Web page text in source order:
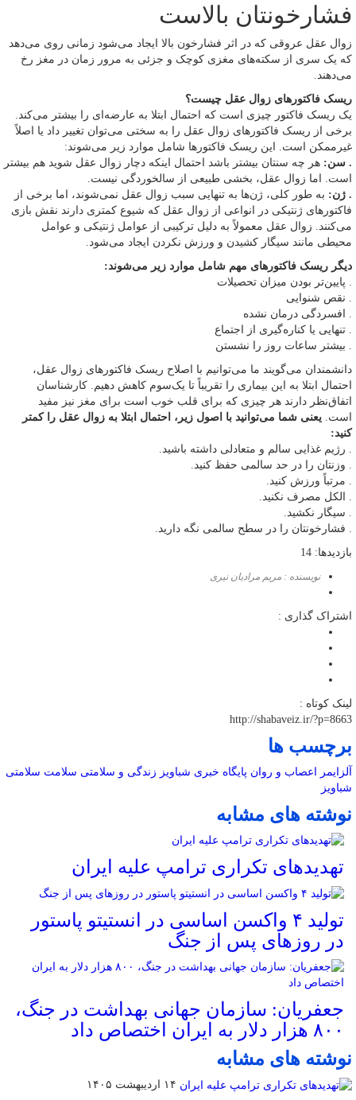
فشارخونتان بالاست
زوال عقل عروقی که در اثر فشارخون بالا ایجاد می‌شود زمانی روی می‌دهد
که یک سری از سکته‌های مغزی کوچک و جزئی به مرور زمان در مغز رخ
می‌دهند.
ریسک فاکتورهای زوال عقل چیست؟
یک ریسک فاکتور چیزی است که احتمال ابتلا به عارضه‌ای را بیشتر می‌کند.
برخی از ریسک فاکتورهای زوال عقل را به سختی می‌توان تغییر داد یا اصلاً
غیرممکن است. این ریسک فاکتورها شامل موارد زیر می‌شوند:
. سن: هر چه سنتان بیشتر باشد احتمال اینکه دچار زوال عقل شوید هم بیشتر
است. اما زوال عقل، بخشی طبیعی از سالخوردگی نیست.
. ژن: به طور کلی، ژن‌ها به تنهایی سبب زوال عقل نمی‌شوند، اما برخی از
فاکتورهای ژنتیکی در انواعی از زوال عقل که شیوع کمتری دارند نقش بازی
می‌کنند. زوال عقل معمولاً به دلیل ترکیبی از عوامل ژنتیکی و عوامل
محیطی مانند سیگار کشیدن و ورزش نکردن ایجاد می‌شود.
دیگر ریسک فاکتورهای مهم شامل موارد زیر می‌شوند:
. پایین‌تر بودن میزان تحصیلات
. نقص شنوایی
. افسردگی درمان نشده
. تنهایی یا کناره‌گیری از اجتماع
. بیشتر ساعات روز را نشستن
دانشمندان می‌گویند ما می‌توانیم با اصلاح ریسک فاکتورهای زوال عقل،
احتمال ابتلا به این بیماری را تقریباً تا یک‌سوم کاهش دهیم. کارشناسان
اتفاق‌نظر دارند هر چیزی که برای قلب خوب است برای مغز نیز مفید
است. یعنی شما می‌توانید با اصول زیر، احتمال ابتلا به زوال عقل را کمتر
کنید:
. رژیم غذایی سالم و متعادلی داشته باشید.
. وزنتان را در حد سالمی حفظ کنید.
. مرتباً ورزش کنید.
. الکل مصرف نکنید.
. سیگار نکشید.
. فشارخونتان را در سطح سالمی نگه دارید.
بازدیدها: 14
نویسنده : مریم مرادیان نیری
اشتراک گذاری :
لینک کوتاه :
http://shabaveiz.ir/?p=8663
برچسب ها
آلزایمر اعصاب و روان پایگاه خبری شباویز زندگی و سلامتی سلامت سلامتی
شباویز
نوشته های مشابه
تهدیدهای تکراری ترامپ علیه ایران
تولید ۴ واکسن اساسی در انستیتو پاستور
در روزهای پس از جنگ
جعفریان: سازمان جهانی بهداشت در جنگ،
۸۰۰ هزار دلار به ایران اختصاص داد
نوشته های مشابه
۱۴ اردیبهشت ۱۴۰۵